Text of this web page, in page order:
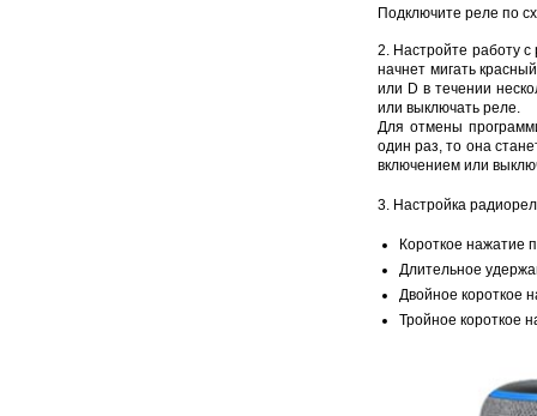
Подключите реле по
2. Настройте работу с
начнет мигать
или D в течении
или выключать реле.
Для отмены
один раз, то она
включением или
3. Настройка
Короткое нажатие
Длительное
Двойное короткое
Тройное короткое